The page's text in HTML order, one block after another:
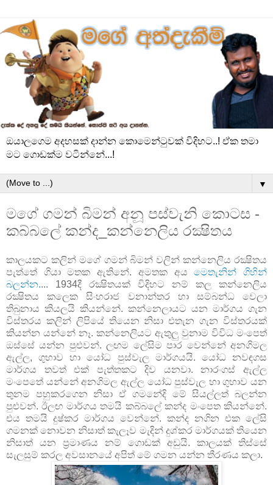
ඔයාලගෙම අදහසක් දාන්න කොමෙන්ටුවක් විදිහට..! ඒක තමා
මට ගොඩක්ම වටින්නේ...!
▼
මගේ ගමන් බිමන් අනූ පස්වැනි කොටස -
කබ්බලේ කන්ද_කන්නෙලිය රක්‍ෂිතය
කාලයකට කලින් මගේ ගමන් බිමන් වලින් කන්නෙලිය රක්‍ෂිතය
පැත්තේ ගියා මතක ඇතිනේ. අමතක අයමෙතැනින් ගිහින්
බලන්න.... 1934දී රක්‍ෂිතයක් විදිහට නම් කල කන්නෙලිය
රක්‍ෂිතය කලෙක සිංහරාජ වනාන්තර හා සම්බන්ධ වෙලා
තිබුනාය කියලයි කියන්නේ. කන්නෙලායට යන මාර්ගය ගැන
විස්තරය කලින් ලිපියේ තියෙන නිසා එතැන ගැන විස්තරයක්
කියන්න යන්නේ නෑ. කන්නෙලියට ඇතුලු වුනාම විවිධ මංපෙත්
ඔස්සේ යන්න පුළුවන්. ලඟම ලේසිම පාර වෙන්නේ අනගිමල
ඇල්ල, ගුහාව හා යෝධ පුස්වැල මාර්ගයයි. යෝධ නවඳගස
මාර්ගය තවත් එක් පැත්තකට දිව යනවා. නාරංගස් ඇල්ල
මංපෙතේ යන්නේ අනගිමල ඇල්ල යෝධ පුස්වැල හා ගුහාව යන
තුනම පහුකරගෙන නිසා ඒ ගමනේදි මේ සියල්ලත් බලන්න
පුළුවන්. ඊලඟ මාර්ගය තමයි කබ්බලේ කන්ද මංපෙත කියන්නේ.
එය තමයි දුෂ්කර මාර්ගය වෙන්නේ. කන්ද නගින එක ලේසි
ගමනක් නොවන නිසාත් කැලෑව මැදින් දුශ්කර මාර්ගයක් තියෙන
නිසාත් යන ප්‍රමාණය නම් ගොඩක් අඩුයි. කාලයක් ති‍ස්සේ
සැලසුම් කරල අවසානයේ අපිත් මේ ගමන යන්න තීරණය කලා.